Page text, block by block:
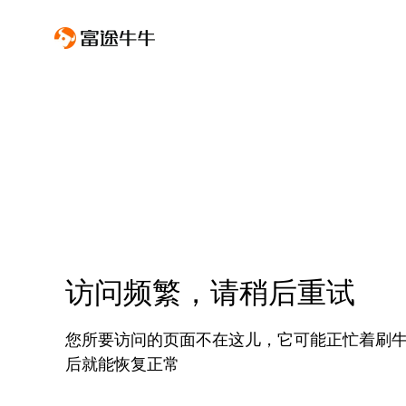
访问频繁，请稍后重试
您所要访问的页面不在这儿，它可能正忙着刷
后就能恢复正常